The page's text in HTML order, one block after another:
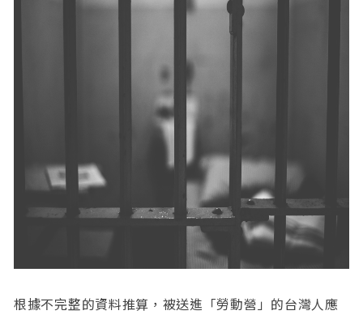
根據不完整的資料推算，被送進「勞動營」的台灣人應